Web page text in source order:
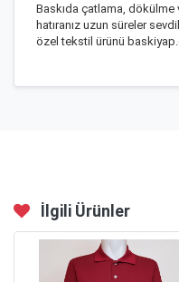
Baskıda çatlama,
hatıranız uzun süreler
özel tekstil ürünü
İlgili Ürünler